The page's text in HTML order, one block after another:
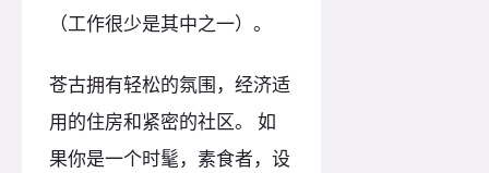
（工作很少是其中之一）。
苍古拥有轻松的氛围，经济适
用的住房和紧密的社区。 如
果你是一个时髦，素食者，设